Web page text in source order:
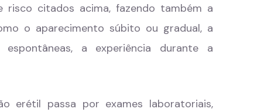
citados acima, fazendo também a
o aparecimento súbito ou gradual, a
a experiência durante a
erétil passa por exames laboratoriais,